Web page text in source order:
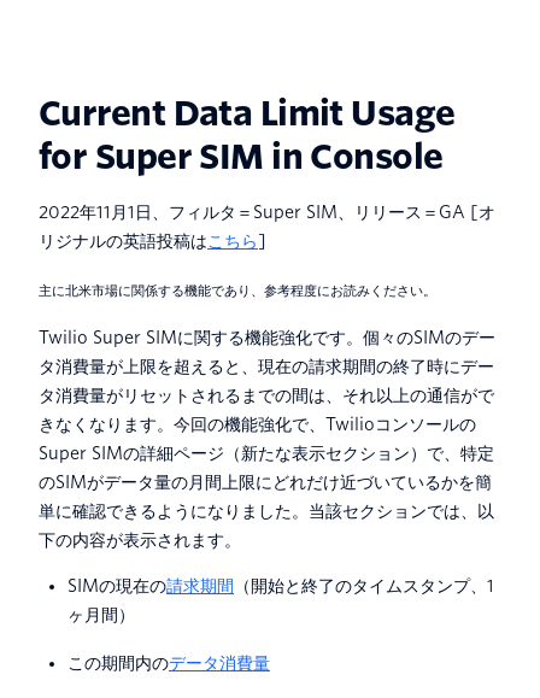
Current Data Limit Usage
for Super SIM in Console
2022年11月1日、フィルタ＝Super SIM、リリース＝GA [オ
リジナルの英語投稿はこちら]
主に北米市場に関係する機能であり、参考程度にお読みください。
Twilio Super SIMに関する機能強化です。個々のSIMのデー
タ消費量が上限を超えると、現在の請求期間の終了時にデー
タ消費量がリセットされるまでの間は、それ以上の通信がで
きなくなります。今回の機能強化で、Twilioコンソールの
Super SIMの詳細ページ（新たな表示セクション）で、特定
のSIMがデータ量の月間上限にどれだけ近づいているかを簡
単に確認できるようになりました。当該セクションでは、以
下の内容が表示されます。
SIMの現在の請求期間
（開始と終了のタイムスタンプ、1
ヶ月間）
この期間内のデータ消費量